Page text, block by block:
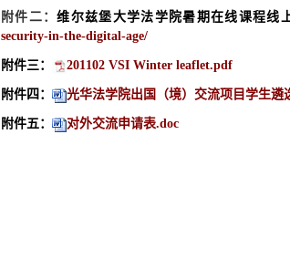
附件二：维尔兹堡大学法学院暑期在线课程线
security-in-the-digital-age/
附件三： 201102 VSI Winter leaflet.pdf
附件四： 光华法学院出国（境）交流项目学生遴
附件五： 对外交流申请表.doc